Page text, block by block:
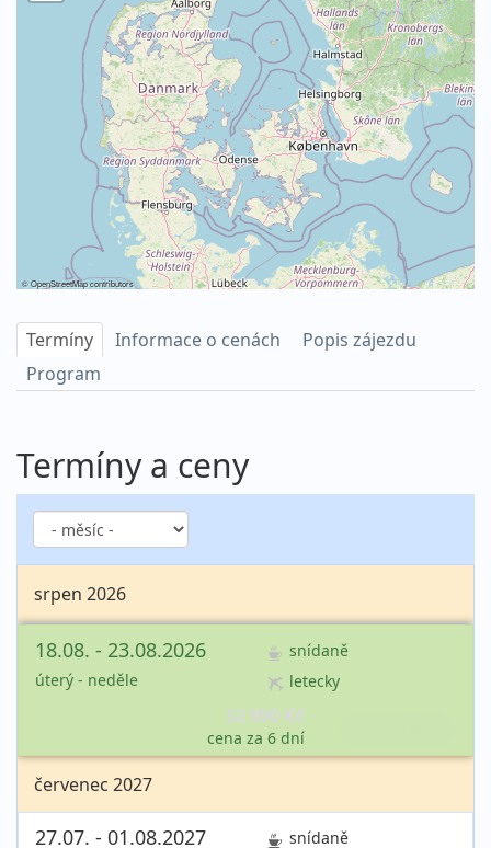
©OpenStreetMapcontributors
Termíny Informace o cenách
Popis zájezdu
Program
Termíny a ceny
srpen 2026
18.08. - 23.08.2026
úterý - neděle
snídaně
letecky
32 990 Kč
cena za 6 dní
červenec 2027
27.07. - 01.08.2027 snídaně